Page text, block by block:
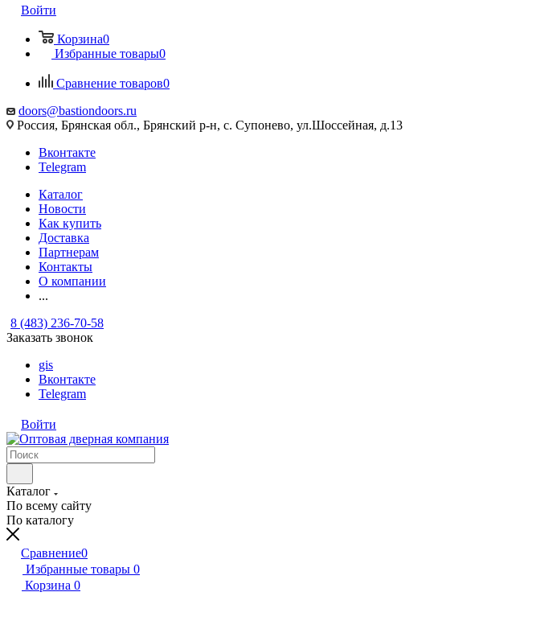
Войти
Корзина0
Избранные товары0
Сравнение товаров0
doors@bastiondoors.ru
Россия, Брянская обл., Брянский р-н, с. Супонево, ул.Шоссейная, д.13
Вконтакте
Telegram
Каталог
Новости
Как купить
Доставка
Партнерам
Контакты
О компании
...
8 (483) 236-70-58
Заказать звонок
gis
Вконтакте
Telegram
Войти
Каталог
По всему сайту
По каталогу
Сравнение0
Избранные товары 0
Корзина 0